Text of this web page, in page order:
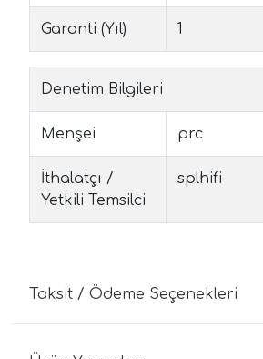
Garanti (Yıl) 1
Denetim Bilgileri
Menşei prc
İthalatçı /
Yetkili Temsilci
splhifi
Taksit / Ödeme Seçenekleri